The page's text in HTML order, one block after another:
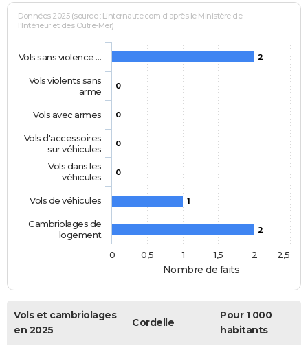
Nombre de faits
Données 2025 (source : Linternaute.com d'après le Ministère de
l'Intérieur et des Outre-Mer)
2
0
0
0
0
1
2
Vols sans violence …
Vols violents sans
arme
Vols avec armes
Vols d'accessoires
sur véhicules
Vols dans les
véhicules
Vols de véhicules
Cambriolages de
logement
0
0,5 1 1,5 2 2,5
Vols et cambriolages
en 2025
Cordelle
Pour 1 000
habitants